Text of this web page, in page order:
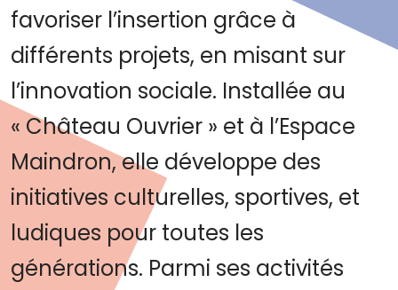
favoriser l’insertion grâce à
différents projets, en misant sur
l’innovation sociale. Installée au
« Château Ouvrier » et à l’Espace
Maindron, elle développe des
initiatives culturelles, sportives, et
ludiques pour toutes les
générations. Parmi ses activités